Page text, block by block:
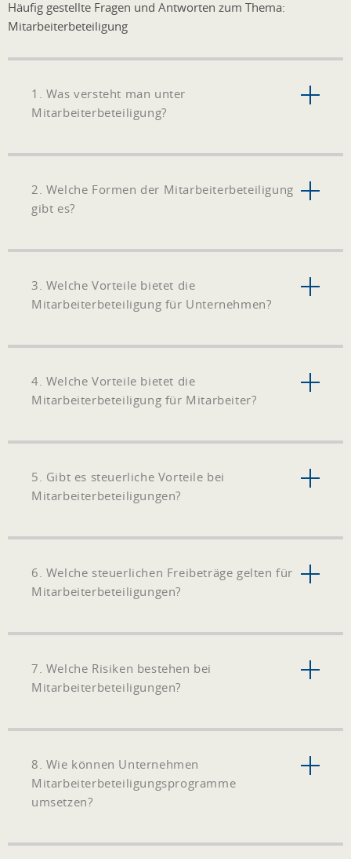
Häufig gestellte Fragen und Antworten zum Thema:
Mitarbeiterbeteiligung
1. Was versteht man unter
Mitarbeiterbeteiligung?
2. Welche Formen der Mitarbeiterbeteiligung
gibt es?
3. Welche Vorteile bietet die
Mitarbeiterbeteiligung für Unternehmen?
4. Welche Vorteile bietet die
Mitarbeiterbeteiligung für Mitarbeiter?
5. Gibt es steuerliche Vorteile bei
Mitarbeiterbeteiligungen?
6. Welche steuerlichen Freibeträge gelten für
Mitarbeiterbeteiligungen?
7. Welche Risiken bestehen bei
Mitarbeiterbeteiligungen?
8. Wie können Unternehmen
Mitarbeiterbeteiligungsprogramme
umsetzen?